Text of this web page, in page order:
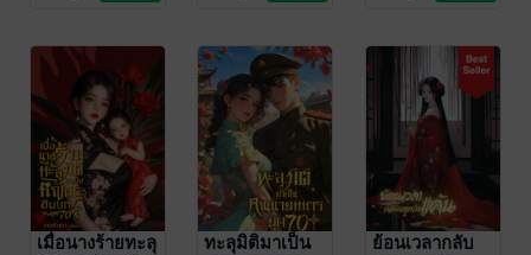
เมื่อนางร้ายทะลุ
ทะลุมิติมาเป็น
ย้อนเวลากลับ